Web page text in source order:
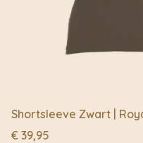
Shortsleeve Zwart |
€ 39,95